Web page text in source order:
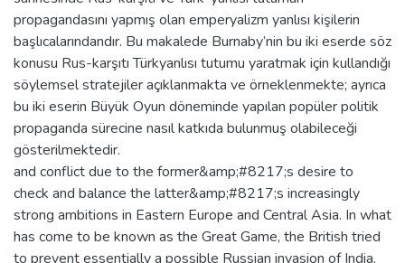
propagandasını yapmış olan emperyalizm yanlısı kişilerin
başlıcalarındandır. Bu makalede Burnaby’nin bu iki eserde söz
konusu Rus-karşıtı Türkyanlısı tutumu yaratmak için kullandığı
söylemsel stratejiler açıklanmakta ve örneklenmekte; ayrıca
bu iki eserin Büyük Oyun döneminde yapılan popüler politik
propaganda sürecine nasıl katkıda bulunmuş olabileceği
gösterilmektedir.
and conflict due to the former&amp;#8217;s desire to
check and balance the latter&amp;#8217;s increasingly
strong ambitions in Eastern Europe and Central Asia. In what
has come to be known as the Great Game, the British tried
to prevent essentially a possible Russian invasion of India.